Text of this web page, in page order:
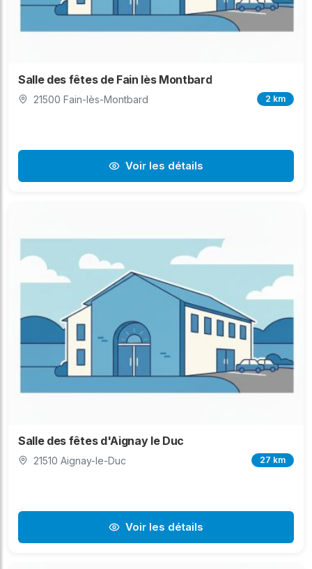
Salle des fêtes de Fain lès Montbard
21500 Fain-lès-Montbard 2 km
Voir les détails
Salle des fêtes d'Aignay le Duc
21510 Aignay-le-Duc 27 km
Voir les détails